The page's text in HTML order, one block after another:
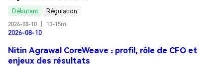
Débutant
Régulation
2026-08-10
10-15m
2026-08-10
Nitin Agrawal CoreWeave : profil, rôle de CFO et
enjeux des résultats